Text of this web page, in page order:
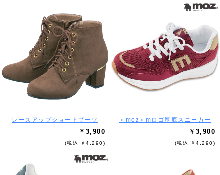
レースアップショートブーツ
￥3,900
(税込 ￥4,290)
＜moz＞mロゴ厚底スニーカー
￥3,900
(税込 ￥4,290)